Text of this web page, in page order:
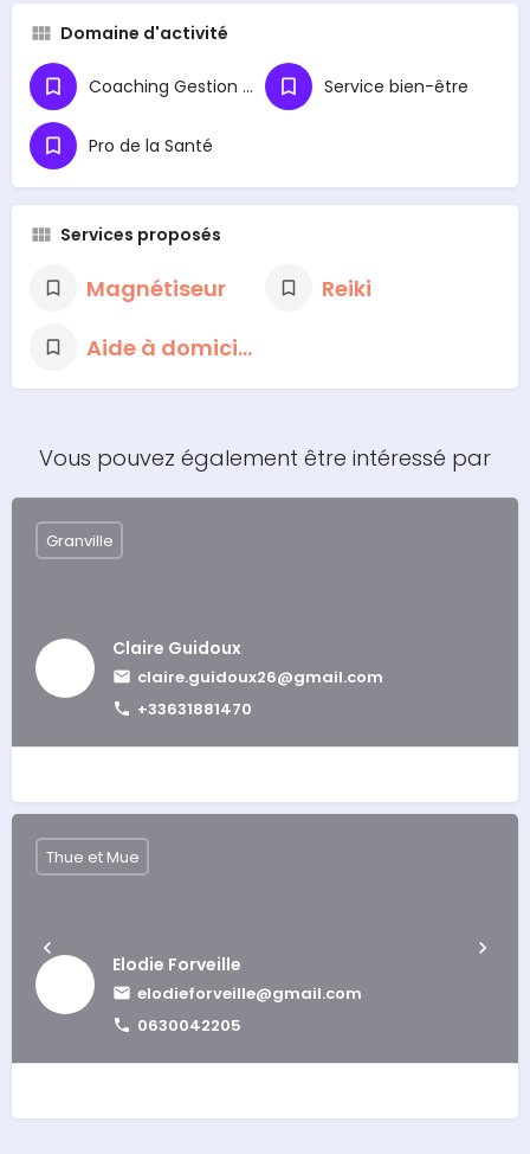
Domaine d'activité
Coaching Gestion du Stress Service bien-être
Pro de la Santé
Services proposés
Magnétiseur
Reiki
Aide à domicile
Vous pouvez également être intéressé par
Claire Guidoux
claire.guidoux26@gmail.com
+33631881470
Granville
Elodie Forveille
elodieforveille@gmail.com
0630042205
Thue et Mue